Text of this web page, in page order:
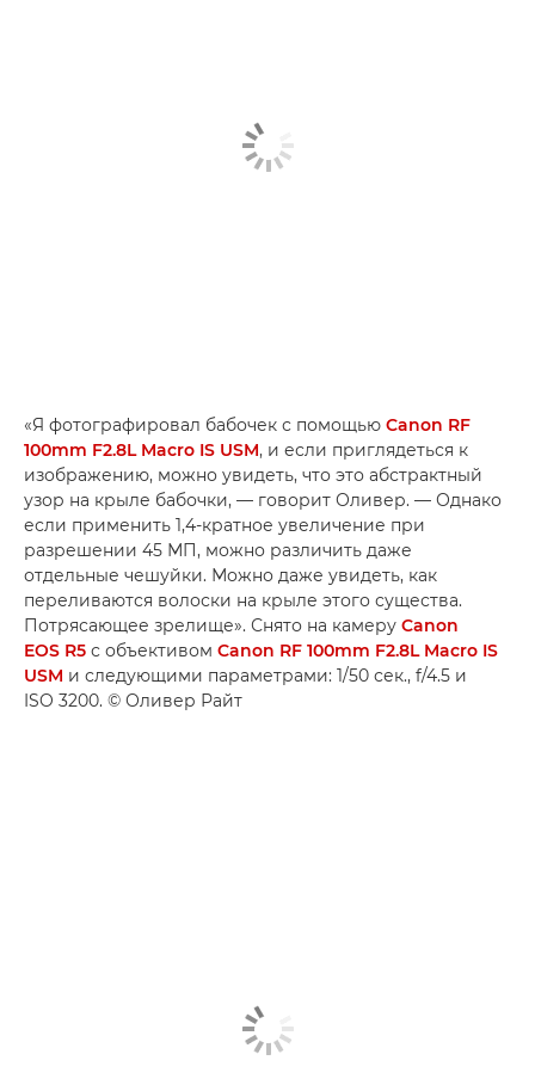
«Я фотографировал бабочек с помощью Canon RF
100mm F2.8L Macro IS USM, и если приглядеться к
изображению, можно увидеть, что это абстрактный
узор на крыле бабочки, — говорит Оливер. — Однако
если применить 1,4-кратное увеличение при
разрешении 45 МП, можно различить даже
отдельные чешуйки. Можно даже увидеть, как
переливаются волоски на крыле этого существа.
Потрясающее зрелище». Снято на камеру Canon
EOS R5 с объективом Canon RF 100mm F2.8L Macro IS
USM и следующими параметрами: 1/50 сек., f/4.5 и
ISO 3200. © Оливер Райт